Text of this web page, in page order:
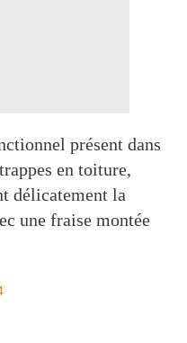
présent dans
en toiture,
délicatement la
une fraise montée